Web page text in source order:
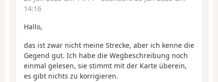
14:16
Hallo,
das ist zwar nicht meine Strecke, aber ich kenne die
Gegend gut. Ich habe die Wegbeschreibung noch
einmal gelesen, sie stimmt mit der Karte überein,
es gibt nichts zu korrigieren.